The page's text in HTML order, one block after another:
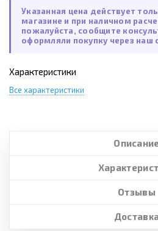
Указанная цена действует
магазине и при наличном
пожалуйста, сообщите
оформляли покупку через наш
Характеристики
Все характеристики
Отзывы